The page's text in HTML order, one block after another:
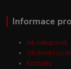
Informace
Jak nakupovat
Obchodní
Kontakty